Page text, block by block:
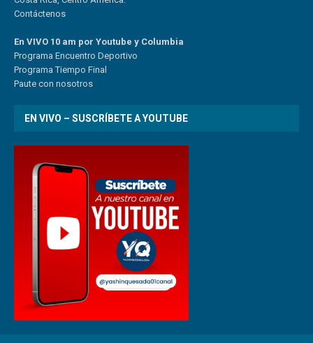
Contáctenos
En VIVO 10 am por Youtube y Columbia
Programa Encuentro Deportivo
Programa Tiempo Final
Paute con nosotros
EN VIVO – SUSCRÍBETE A YOUTUBE